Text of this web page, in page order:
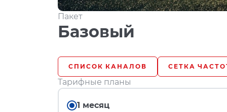
Пакет
Базовый
СПИСОК КАНАЛОВ СЕТКА
Тарифные планы
1 месяц